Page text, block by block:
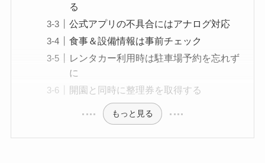
る
公式アプリの不具合にはアナログ対応
食事＆設備情報は事前チェック
レンタカー利用時は駐車場予約を忘れず
に
開園と同時に整理券を取得する
もっと見る